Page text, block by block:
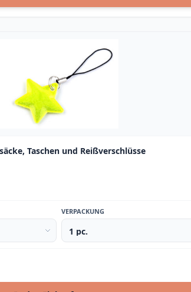
Taschen und Reißverschlüsse
VERPACKUNG